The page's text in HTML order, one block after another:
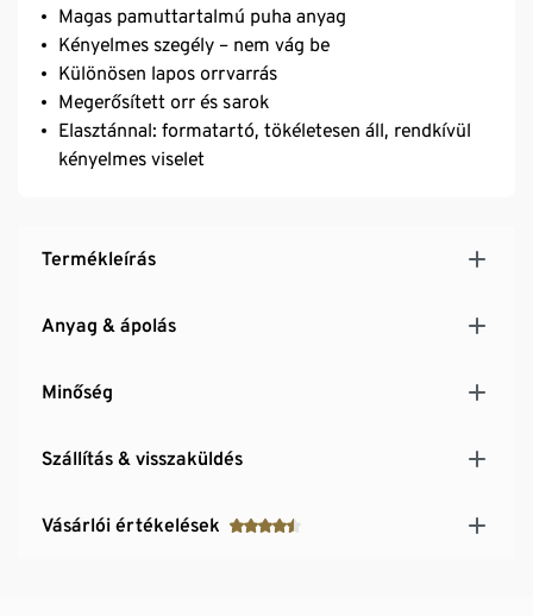
Magas pamuttartalmú puha anyag
Kényelmes szegély – nem vág be
Különösen lapos orrvarrás
Megerősített orr és sarok
Elasztánnal: formatartó, tökéletesen áll, rendkívül
kényelmes viselet
Termékleírás
Anyag & ápolás
Minőség
Szállítás & visszaküldés
Vásárlói értékelések